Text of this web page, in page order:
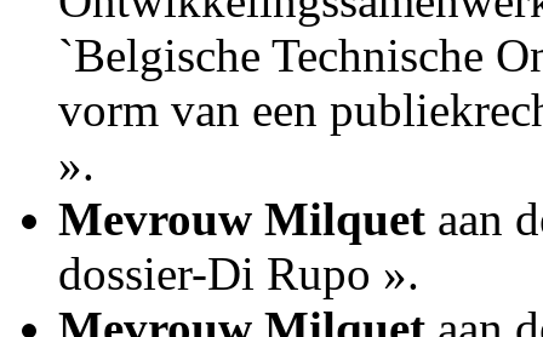
`Belgische Technische
vorm van een
».
Mevrouw Milquet aan
dossier-Di Rupo ».